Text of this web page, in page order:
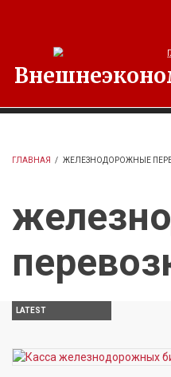
ГЛАВНАЯ / ЖЕЛЕЗНОДОРОЖНЫЕ
LATEST